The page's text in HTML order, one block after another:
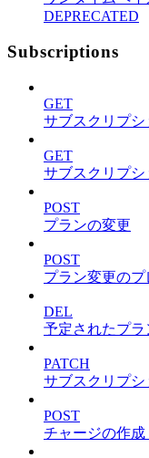
DEPRECATED
Subscriptions
GET
サブスクリプ
GET
サブスクリプ
POST
プランの変更
POST
プラン変更のプ
DEL
予定されたプ
PATCH
サブスクリプ
POST
チャージの作